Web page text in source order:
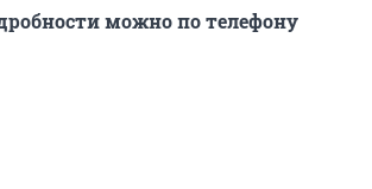
можно по телефону